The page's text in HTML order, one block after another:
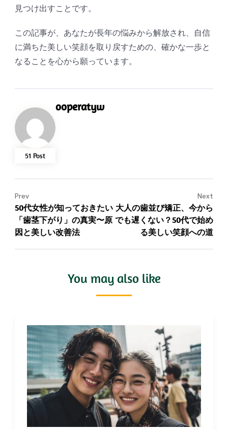
見つけ出すことです。
この記事が、あなたが長年の悩みから解放され、自信
に満ちた美しい笑顔を取り戻すための、確かな一歩と
なることを心から願っています。
51 Post
ooperatyw
50代女性が知っておきたい
「歯茎下がり」の真実〜原
因と美しい改善法
Prev
大人の歯並び矯正、今から
でも遅くない？50代で始め
る美しい笑顔への道
Next
You may also like